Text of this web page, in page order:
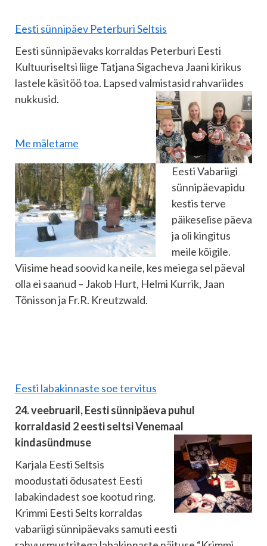
Eesti sünnipäev Peterburi Seltsis
Eesti sünnipäevaks korraldas Peterburi Eesti
Kultuuriseltsi liige Tatjana Sigacheva Jaani kirikus
lastele käsitöö toa. Lapsed valmistasid rahvariides
nukkusid.
Me mäletame
Eesti Vabariigi
sünnipäevapidu
kestis terve
päikeselise päeva
ja oli kingitus
meile kõigile.
Viisime head soovid ka neile, kes meiega sel päeval
olla ei saanud – Jakob Hurt, Helmi Kurrik, Jaan
Tõnisson ja Fr.R. Kreutzwald.
Eesti labakinnaste soe tervitus
24. veebruaril, Eesti sünnipäeva puhul
korraldasid 2 eesti seltsi Venemaal
kindasündmuse
Karjala Eesti Seltsis
moodustati õdusatest Eesti
labakindadest soe kootud ring.
Krimmi Eesti Selts korraldas
vabariigi sünnipäevaks samuti eesti